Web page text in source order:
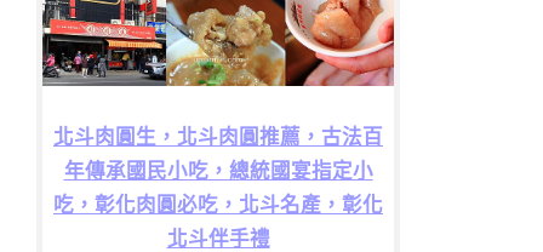
北斗肉圓生，北斗肉圓推薦，古法百
年傳承國民小吃，總統國宴指定小
吃，彰化肉圓必吃，北斗名產，彰化
北斗伴手禮